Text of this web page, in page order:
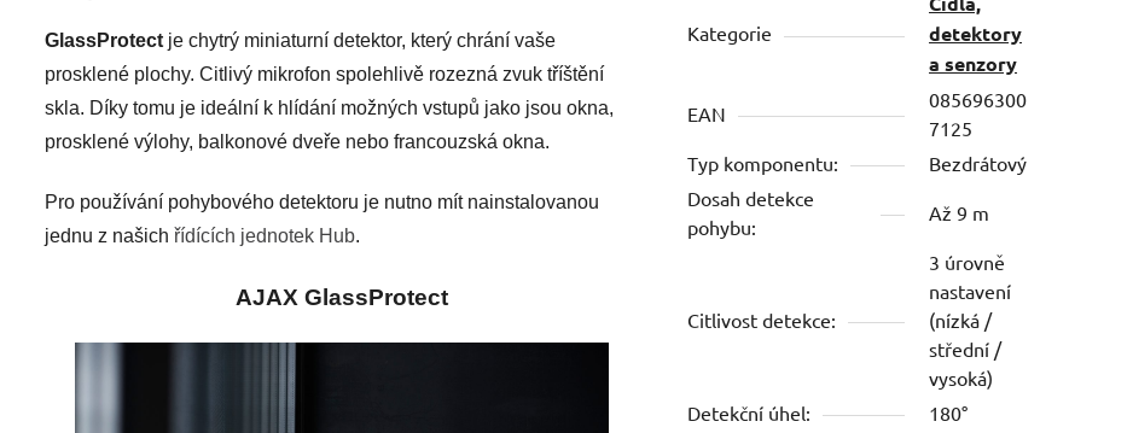
z
5
hvězdiček.
GlassProtect je chytrý miniaturní detektor, který chrání vaše
prosklené plochy. Citlivý mikrofon spolehlivě rozezná zvuk tříštění
skla. Díky tomu je ideální k hlídání možných vstupů jako jsou okna,
prosklené výlohy, balkonové dveře nebo francouzská okna.
Pro používání pohybového detektoru je nutno mít nainstalovanou
jednu z našich řídících jednotek Hub.
AJAX GlassProtect
Kategorie
detektory
a senzory
EAN
085696300
7125
Typ komponentu:
Bezdrátový
Dosah detekce
pohybu:
Až 9 m
Citlivost detekce:
3 úrovně
nastavení
(nízká /
střední /
vysoká)
Detekční úhel:
180°